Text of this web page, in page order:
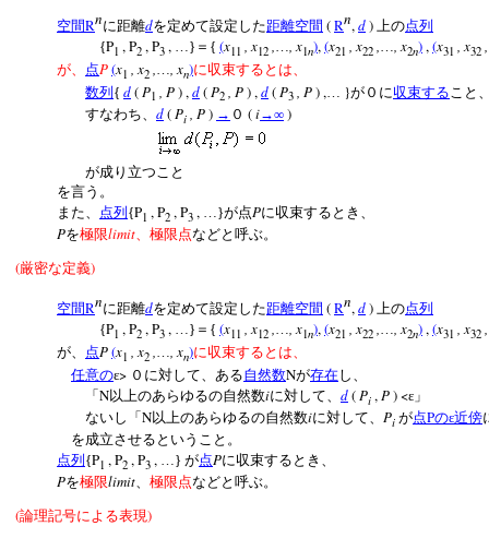
空間Rnに距離dを定めて設定した距離空間 (Rn,d) 上の点列
{P1 , P2 , P3 , …}＝{ (x11 , x12 ,…, x1n),(x21 , x22 ,…, x2n),(x31 , x32 ,
が、
点P(x1 , x2 , , xn)に収束するとは、
数列{ d( P1 , P) , d( P2 , P) , d( P3 , P) , }が０に収束する こ
すなわち、 d(Pi , P) → ０ (i→∞ )
が成り立つこと
を言う。
また、
点列{P1 , P2 , P3 , …}が点Pに収束するとき、
Pを極限limit、極限点などと呼ぶ。
(厳密な定義)
空間Rnに距離dを定めて設定した距離空間 (Rn,d) 上の点列
{P1 , P2 , P3 , …}＝{ (x11 , x12 ,…, x1n),(x21 , x22 ,…, x2n),(x31 , x32 ,
が、
点P(x1 , x2 , , xn)に収束するとは、
任意のε> ０に対して、ある自然数Nが存在し、
「N以上のあらゆるの自然数iに対して、 d( Pi , P) <ε」
ないし「 N以上のあらゆるの自然数iに対して、 Pi が点Pのε近傍
を成立させるということ。
点列{P1 , P2 , P3 , …} が点Pに収束するとき、
Pを極限limit、 極限点などと呼ぶ。
(論理記号による表現)